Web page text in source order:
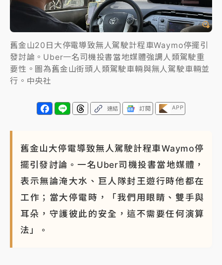
台東農業處長涉圖利渡假村！東檢抗告成功 今重開羈
父親節泡湯了！中颱白海豚雨彈轟3天 「紅到發紫」降
雨熱區曝
舊金山20日大停電導致無人駕駛計程車Waymo停擺引
發討論。Uber一名司機投書當地媒體強調人類駕駛重
要性。圖為舊金山街頭人類駕駛車輛與無人駕駛車輛並
行。中央社
連結 訂閱 APP
舊金山大停電導致無人駕駛計程車Waymo停
擺引發討論。一名Uber司機投書當地媒體，
表示無論淹大水、巨人隊封王遊行時他都在
工作；當大停電時，「我們用眼睛、雙手與
耳朵，守護彼此的安全，這不需要任何演算
法」。